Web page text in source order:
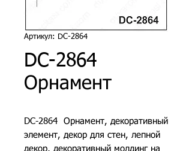
Артикул: DC-2864
DC-2864
Орнамент
DC-2864 Орнамент, декоративный
элемент, декор для стен, лепной
декор, декоративный молдинг на